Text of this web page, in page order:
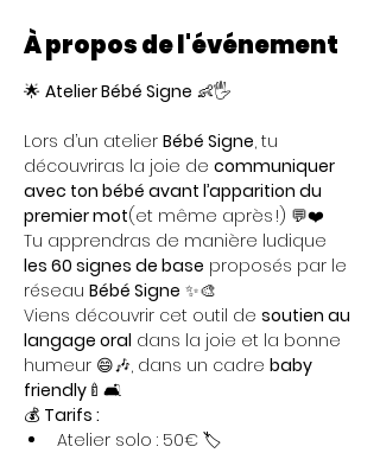
À propos de l'événement
🌟 Atelier Bébé Signe 👶🖐️
Lors d’un atelier Bébé Signe, tu
découvriras la joie de communiquer
avec ton bébé avant l’apparition du
premier mot(et même après !) 💬❤️
Tu apprendras de manière ludique
les 60 signes de base proposés par le
réseau Bébé Signe ✨🎨
Viens découvrir cet outil de soutien au
langage oral dans la joie et la bonne
humeur 😄🎶, dans un cadre baby
friendly 🍼🛋️
💰 Tarifs :
Atelier solo : 50€ 🏷️